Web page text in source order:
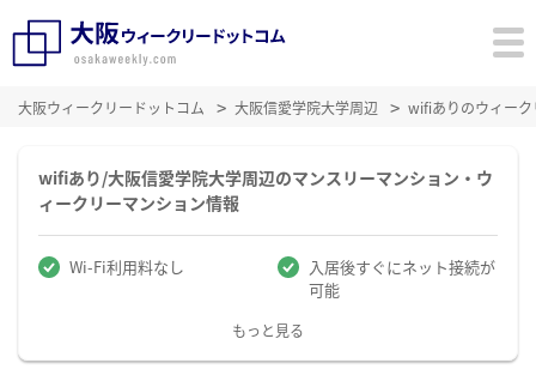
大阪ウィークリードットコム 大阪信愛学院大学周辺 wifiありのウィー
wifiあり/大阪信愛学院大学周辺のマンスリーマンション・ウ
ィークリーマンション情報
Wi-Fi利用料なし
入居後すぐにネット接続が
可能
もっと見る